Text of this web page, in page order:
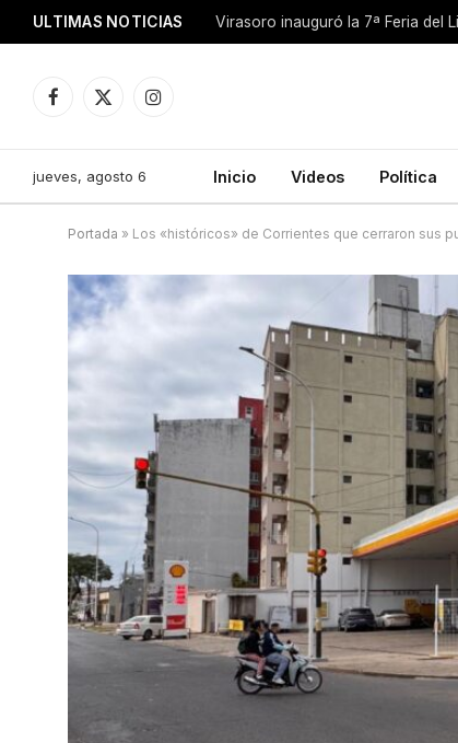
ULTIMAS NOTICIAS
Facebook
X
Instagram
jueves, agosto 6 Inicio Videos Política
Portada » Los «históricos» de Corrientes que cerraron sus